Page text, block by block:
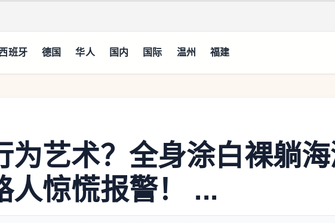
班牙 德国 华人 国内 国际 温州 福建
为艺术？全身涂白裸躺
人惊慌报警！ ...